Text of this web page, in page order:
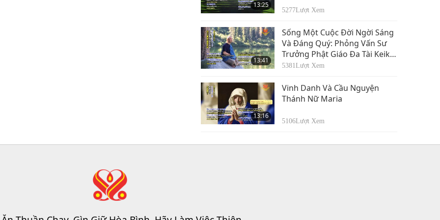
13:25
5277Lượt Xem
13:41
Sống Một Cuộc Đời Ngời Sáng
Và Đáng Quý: Phỏng Vấn Sư
Trưởng Phật Giáo Đa Tài Keiku
Sahashi, Phần 1/2
5381Lượt Xem
13:16
Vinh Danh Và Cầu Nguyện
Thánh Nữ Maria
5106Lượt Xem